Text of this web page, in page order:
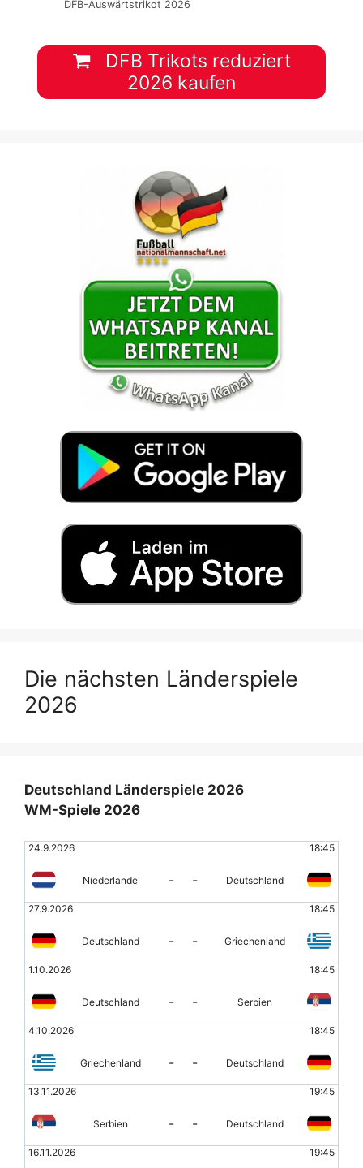
DFB-Auswärtstrikot 2026
DFB Trikots reduziert
2026 kaufen
Die nächsten Länderspiele
2026
Deutschland Länderspiele 2026
WM-Spiele 2026
24.9.2026 18:45
Niederlande - - Deutschland
27.9.2026 18:45
Deutschland - - Griechenland
1.10.2026 18:45
Deutschland - - Serbien
4.10.2026 18:45
Griechenland - - Deutschland
13.11.2026 19:45
Serbien - - Deutschland
16.11.2026 19:45